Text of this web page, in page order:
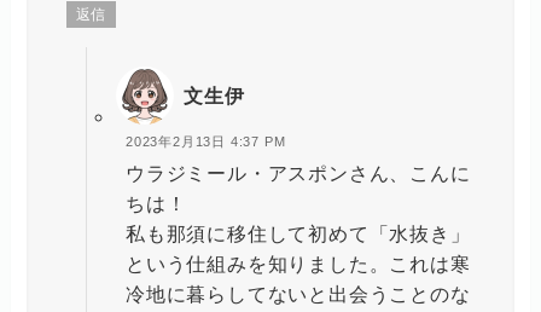
返信
文生伊
2023年2月13日 4:37 PM
ウラジミール・アスポンさん、こんに
ちは！
私も那須に移住して初めて「水抜き」
という仕組みを知りました。これは寒
冷地に暮らしてないと出会うことのな